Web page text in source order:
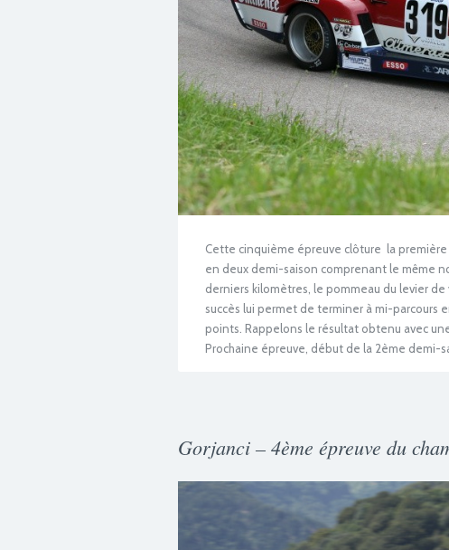
Cette cinquième épreuve clôture la
en deux demi-saison comprenant le même
derniers kilomètres, le pommeau du levier de
succès lui permet de terminer à mi-parcours
points. Rappelons le résultat obtenu avec
Prochaine épreuve, début de la 2ème demi-
Gorjanci – 4ème épreuve du